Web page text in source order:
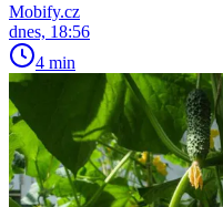
Mobify.cz
dnes, 18:56
4 min